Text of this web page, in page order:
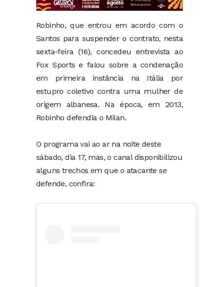
Robinho, que entrou em acordo com o
Santos para suspender o contrato, nesta
sexta-feira (16), concedeu entrevista ao
Fox Sports e falou sobre a condenação
em primeira instância na Itália por
estupro coletivo contra uma mulher de
origem albanesa. Na época, em 2013,
Robinho defendia o Milan.
O programa vai ao ar na noite deste
sábado, dia 17, mas, o canal disponibilizou
alguns trechos em que o atacante se
defende, confira: